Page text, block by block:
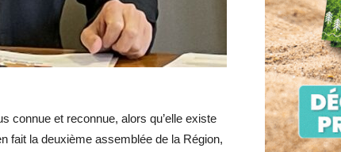
connue et reconnue, alors qu’elle existe
fait la deuxième assemblée de la Région,